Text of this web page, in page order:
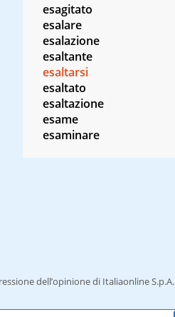
esagitato
esalare
esalazione
esaltante
esaltarsi
esaltato
esaltazione
esame
esaminare
dell’opinione di Italiaonline S.p.A.